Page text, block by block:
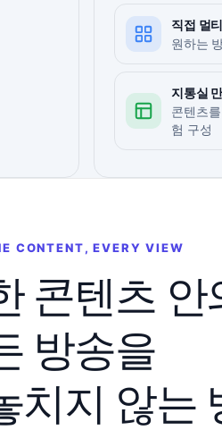
직접 멀
원하는
지통실
콘텐츠
험 구성
CONTENT, EVERY VIEW
콘텐츠 안
방송을
치지 않는